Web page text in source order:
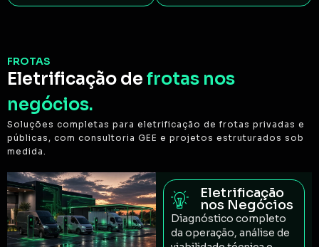
FROTAS
Eletrificação de frotas nos
negócios.
Soluções completas para eletrificação de frotas privadas e
públicas, com consultoria GEE e projetos estruturados sob
medida.
Eletrificação
nos Negócios
Diagnóstico completo
da operação, análise de